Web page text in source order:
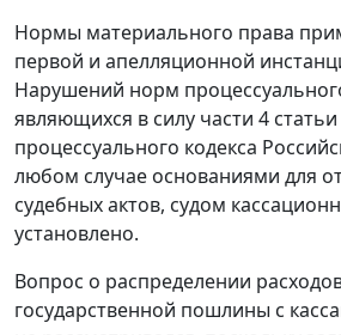
Нормы материального права
первой и апелляционной
Нарушений норм
являющихся в силу части 4
процессуального кодекса
любом случае основаниями для
судебных актов, судом
установлено.
Вопрос о распределении
государственной пошлины с